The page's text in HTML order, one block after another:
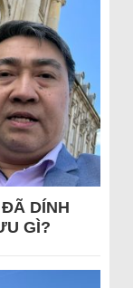
DÍNH
GÌ?